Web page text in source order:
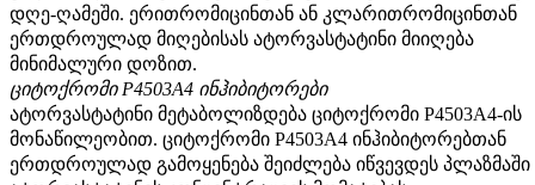
დღე-ღამეში. ერითრომიცინთან ან კლარითრომიცინთან
ერთდროულად მიღებისას ატორვასტატინი მიიღება
მინიმალური დოზით.
ციტოქრომი P4503A4 ინჰიბიტორები
ატორვასტატინი მეტაბოლიზდება ციტოქრომი P4503A4-ის
მონაწილეობით. ციტოქრომი P4503A4 ინჰიბიტორებთან
ერთდროულად გამოყენება შეიძლება იწვევდეს პლაზმაში